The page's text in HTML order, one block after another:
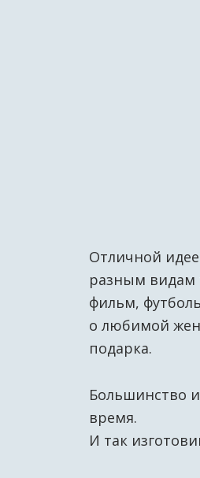
Отличной
разным видам
фильм,
о любимой
подарка.
Большинство
время.
И так